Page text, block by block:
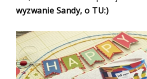
wyzwanie Sandy, o TU:)